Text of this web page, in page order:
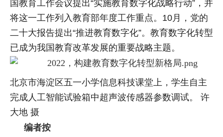
国教育工作会议提出“实施教育数字化战略行动”，并
将这一工作列入教育部年度工作重点。10月，党的
二十大报告提出“推进教育数字化”。教育数字化转型
已成为我国教育改革发展的重要战略主题。
北京市海淀区五一小学信息科技课堂上，学生自主
完成人工智能试验箱中超声波传感器参数调试。 许
大地 摄
编者按